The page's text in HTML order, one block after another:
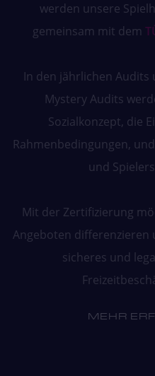
werden unsere
gemeinsam mit dem
In den jährlichen
Mystery Audits
Sozialkonzept, die
Rahmenbedingungen,
und
Mit der Zertifizierung
Angeboten differenzieren
sicheres und
MEHR